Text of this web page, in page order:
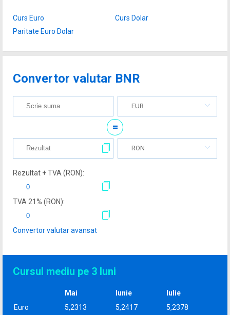
Curs Euro
Curs Dolar
Paritate Euro Dolar
Convertor valutar BNR
EUR
=
RON
Rezultat + TVA (RON):
TVA 21% (RON):
Convertor valutar avansat
Cursul mediu pe 3 luni
Mai Iunie
Iulie
Euro
5,2313 5,2417
5,2378